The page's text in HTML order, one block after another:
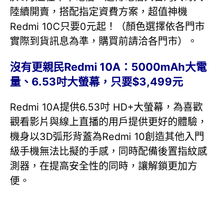
陸續開賣，搭配指定資費方案，超值神機
Redmi 10C只要0元起！（顏色選擇依各門市
實際到貨訊息為準，購買前請洽各門市）。
沒有更親民Redmi 10A：5000mAh大電
量、6.53吋大螢幕，只要$3,499元
Redmi 10A提供6.53吋 HD+大螢幕，為喜歡
觀看影片與線上直播的用戶提供更好的體驗，
機身以3D弧形背蓋為Redmi 10創造其他入門
級手機無法比擬的手感，同時配備後置指紋感
測器，在提高安全性的同時，讓解鎖更加方
便。